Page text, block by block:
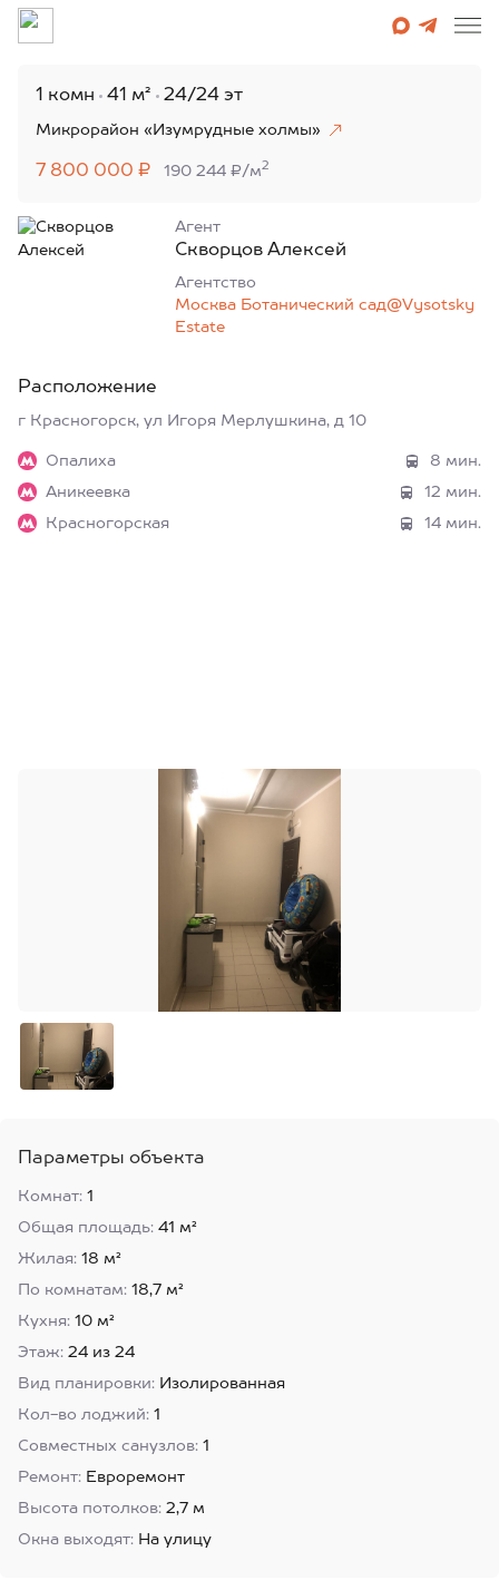
1 комн 41 м² 24/24 эт
Микрорайон «Изумрудные холмы»
7 800 000 ₽ 190 244 ₽/м2
Агент
Скворцов Алексей
Агентcтво
Москва Ботанический сад@Vysotsky
Estate
Расположение
г Красногорск, ул Игоря Мерлушкина, д 10
Опалиха
8 мин.
Аникеевка
12 мин.
Красногорская
14 мин.
Параметры объекта
Комнат: 1
Общая площадь: 41 м²
Жилая: 18 м²
По комнатам: 18,7 м²
Кухня: 10 м²
Этаж: 24 из 24
Вид планировки: Изолированная
Кол-во лоджий: 1
Совместных санузлов: 1
Ремонт: Евроремонт
Высота потолков: 2,7 м
Окна выходят: На улицу